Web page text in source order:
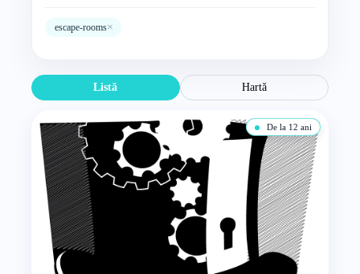
escape-rooms×
Listă Hartă
De la 12 ani